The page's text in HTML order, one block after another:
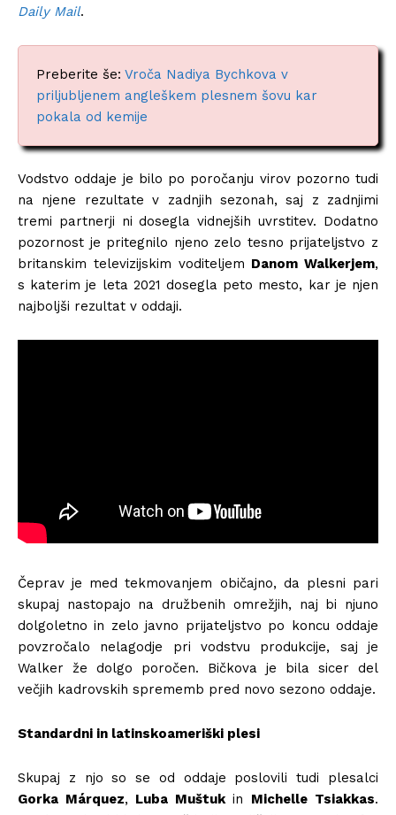
Daily Mail.
Preberite še: Vroča Nadiya Bychkova v
priljubljenem angleškem plesnem šovu kar
pokala od kemije
Vodstvo oddaje je bilo po poročanju virov pozorno tudi
na njene rezultate v zadnjih sezonah, saj z zadnjimi
tremi partnerji ni dosegla vidnejših uvrstitev. Dodatno
pozornost je pritegnilo njeno zelo tesno prijateljstvo z
britanskim televizijskim voditeljem Danom Walkerjem,
s katerim je leta 2021 dosegla peto mesto, kar je njen
najboljši rezultat v oddaji.
Čeprav je med tekmovanjem običajno, da plesni pari
skupaj nastopajo na družbenih omrežjih, naj bi njuno
dolgoletno in zelo javno prijateljstvo po koncu oddaje
povzročalo nelagodje pri vodstvu produkcije, saj je
Walker že dolgo poročen. Bičkova je bila sicer del
večjih kadrovskih sprememb pred novo sezono oddaje.
Standardni in latinskoameriški plesi
Skupaj z njo so se od oddaje poslovili tudi plesalci
Gorka Márquez, Luba Muštukin Michelle Tsiakkas.